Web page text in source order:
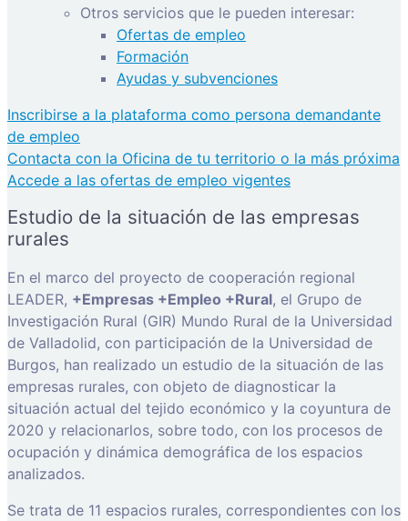
Otros servicios que le pueden interesar:
Ofertas de empleo
Formación
Ayudas y subvenciones
Inscribirse a la plataforma como persona demandante
de empleo
Contacta con la Oficina de tu territorio o la más próxima
Accede a las ofertas de empleo vigentes
Estudio de la situación de las empresas
rurales
En el marco del proyecto de cooperación regional
LEADER, +Empresas +Empleo +Rural, el Grupo de
Investigación Rural (GIR) Mundo Rural de la Universidad
de Valladolid, con participación de la Universidad de
Burgos, han realizado un estudio de la situación de las
empresas rurales, con objeto de diagnosticar la
situación actual del tejido económico y la coyuntura de
2020 y relacionarlos, sobre todo, con los procesos de
ocupación y dinámica demográfica de los espacios
analizados.
Se trata de 11 espacios rurales, correspondientes con los